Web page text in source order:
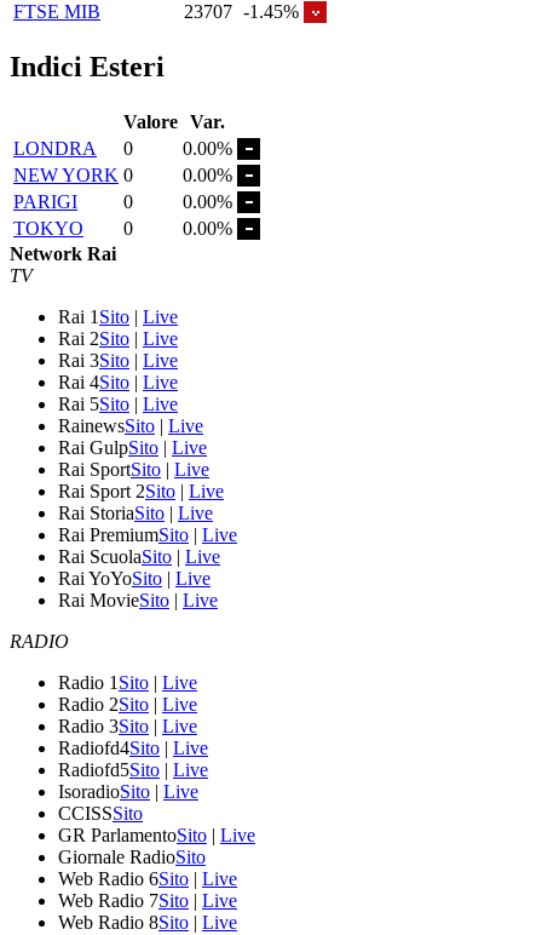
FTSE MIB
23707 -1.45%
Indici Esteri
Valore Var.
LONDRA
0
0.00%
NEW YORK 0
0.00%
PARIGI
0
0.00%
TOKYO
0
0.00%
Network Rai
TV
Rai 1 Sito | Live
Rai 2Sito | Live
Rai 3Sito | Live
Rai 4Sito | Live
Rai 5Sito | Live
RainewsSito | Live
Rai GulpSito | Live
Rai SportSito | Live
Rai Sport 2Sito | Live
Rai StoriaSito | Live
Rai PremiumSito | Live
Rai ScuolaSito | Live
Rai YoYoSito | Live
Rai MovieSito | Live
RADIO
Radio 1 Sito | Live
Radio 2Sito | Live
Radio 3Sito | Live
Radiofd4Sito | Live
Radiofd5Sito | Live
IsoradioSito | Live
CCISSSito
GR ParlamentoSito | Live
Giornale RadioSito
Web Radio 6Sito | Live
Web Radio 7Sito | Live
Web Radio 8Sito | Live